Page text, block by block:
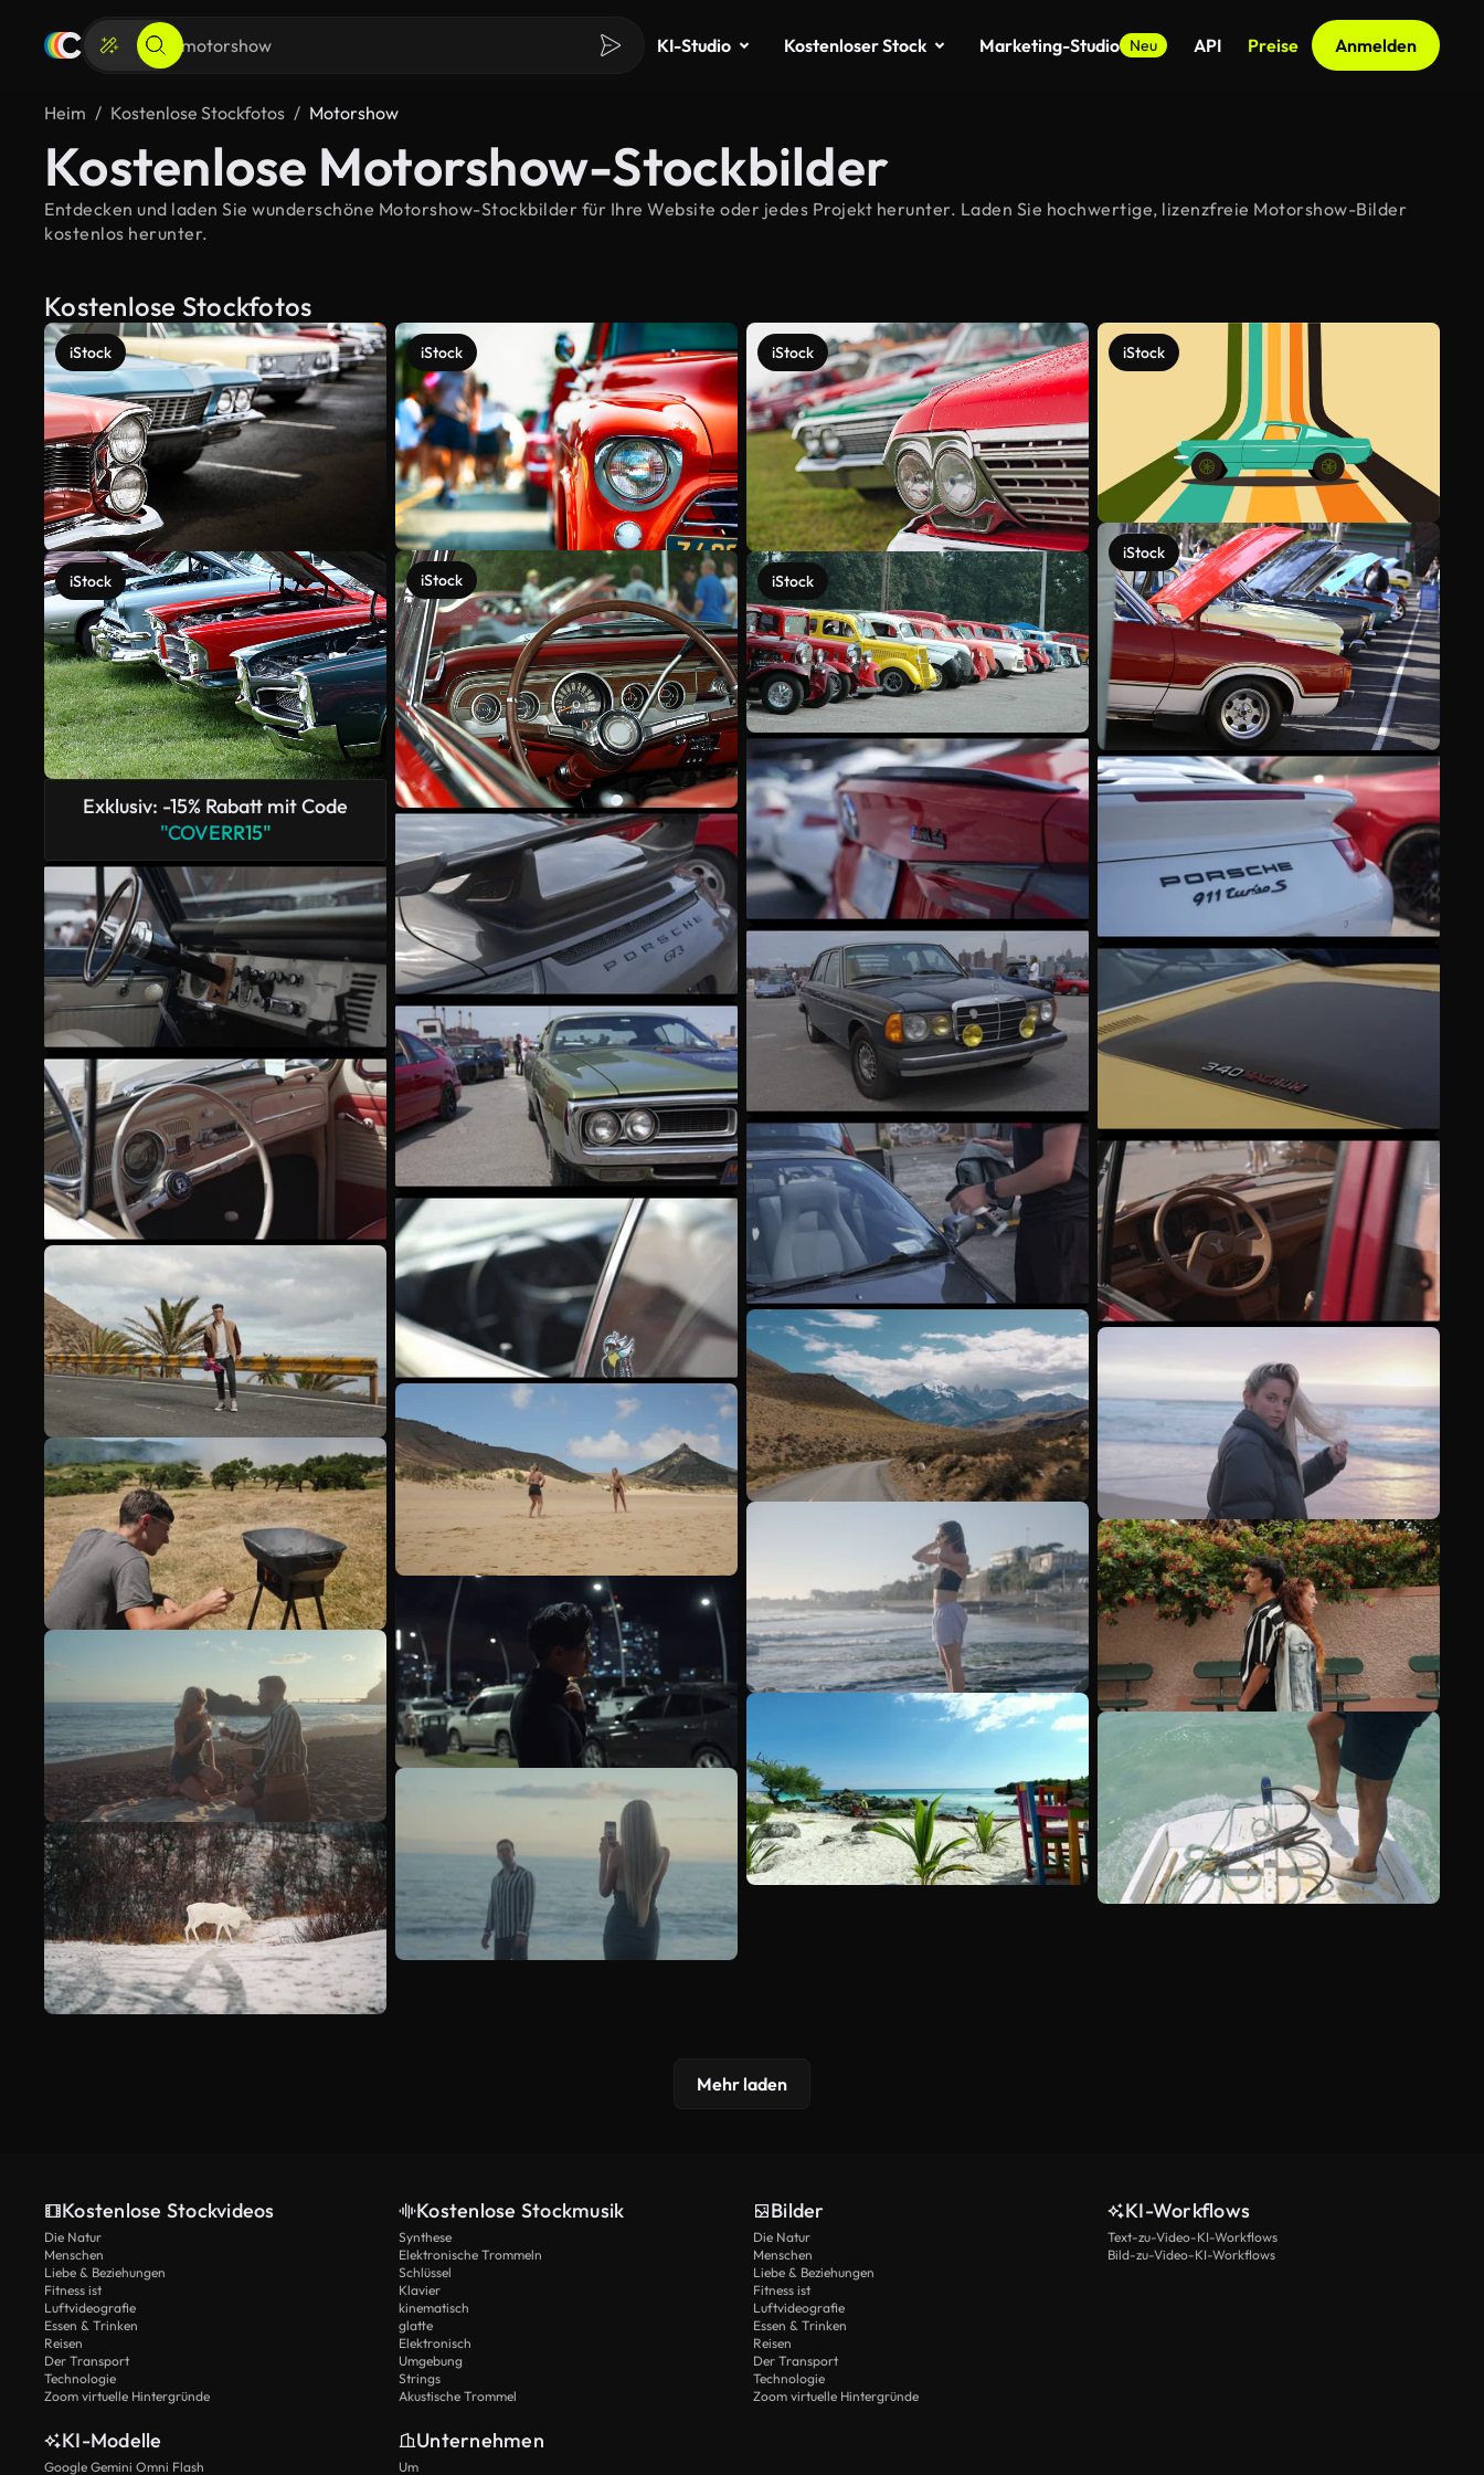
KI-Studio Kostenloser Stock Marketing-Studio Neu API Preise Anmelden
Heim Kostenlose Stockfotos Motorshow
Kostenlose Motorshow-Stockbilder
Entdecken und laden Sie wunderschöne Motorshow-Stockbilder für Ihre Website oder jedes Projekt herunter. Laden Sie hochwertige, lizenzfreie Motorshow-Bilder
kostenlos herunter.
Kostenlose Stockfotos
iStock
iStock
Exklusiv: -15% Rabatt mit Code
"COVERR15"
iStock
iStock
iStock
iStock
iStock
iStock
Mehr anzeigen
Mehr laden
Kostenlose Stockvideos
Die Natur
Menschen
Liebe & Beziehungen
Fitness ist
Luftvideografie
Essen & Trinken
Reisen
Der Transport
Technologie
Zoom virtuelle Hintergründe
Kostenlose Stockmusik
Synthese
Elektronische Trommeln
Schlüssel
Klavier
kinematisch
glatte
Elektronisch
Umgebung
Strings
Akustische Trommel
Bilder
Die Natur
Menschen
Liebe & Beziehungen
Fitness ist
Luftvideografie
Essen & Trinken
Reisen
Der Transport
Technologie
Zoom virtuelle Hintergründe
KI-Workflows
Text-zu-Video-KI-Workflows
Bild-zu-Video-KI-Workflows
KI-Modelle
Google Gemini Omni Flash
Unternehmen
Um